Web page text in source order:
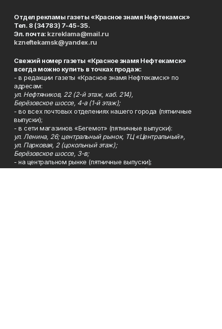
Отдел рекламы газеты «Красное знамя Нефтекамск»
Тел. 8 (34783) 7-45-35.
Эл. почта: kzreklama@mail.ru
kzneftekamsk@yandex.ru
Свежий номер газеты «Красное знамя Нефтекамск»
всегда можно купить в точках продаж:
- в редакции газеты «Красное знамя Нефтекамск» по
адресам:
ул. Нефтяников, 22 (2-й этаж, каб. 214),
Берёзовское шоссе, 4-а (1-й этаж);
- во всех почтовых отделениях нашего города (пятничные
выпуски);
- в сети магазинов «Бегемот» (пятничные выпуски):
ул. Ленина, 26; центральный рынок, ТЦ «Центральный»,
ул. Парковая, 2 (цокольный этаж);
Берёзовское шоссе, 3-в;
- на центральном рынке (пятничные выпуски);
- в киосках на автовокзале и на пр.Юбилейном, 5.